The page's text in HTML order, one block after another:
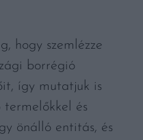
hogy szemlézze
borrégió
így mutatjuk is
és
önálló entitás, és